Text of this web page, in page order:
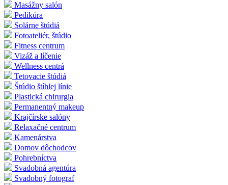
Masážny salón
Pedikúra
Solárne štúdiá
Fotoateliér, štúdio
Fitness centrum
Vizáž a líčenie
Wellness centrá
Tetovacie štúdiá
Štúdio štíhlej línie
Plastická chirurgia
Permanentný makeup
Krajčírske salóny
Relaxačné centrum
Kamenárstva
Domov dôchodcov
Pohrebníctva
Svadobná agentúra
Svadobný fotograf